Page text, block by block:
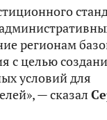
регионам
с целью
условий для
— сказал